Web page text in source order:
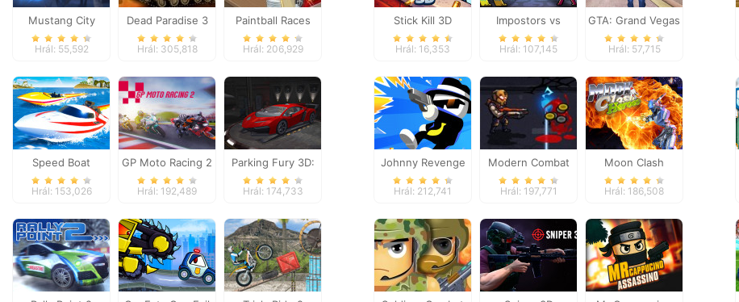
Mustang City
Driver
Hrál: 55,592
Dead Paradise 3
Hrál: 305,818
Paintball Races
Hrál: 206,929
Speed Boat
Extreme Racing
Hrál: 153,026
GP Moto Racing 2
Hrál: 192,489
Parking Fury 3D:
Night Thief
Hrál: 174,733
Stick Kill 3D
Hrál: 16,353
Impostors vs
Zombies: Survival
Hrál: 107,145
GTA: Grand Vegas
Crime
Hrál: 57,715
Johnny Revenge
Hrál: 212,741
Modern Combat
Defense
Hrál: 197,771
Moon Clash
Heroes
Hrál: 186,508